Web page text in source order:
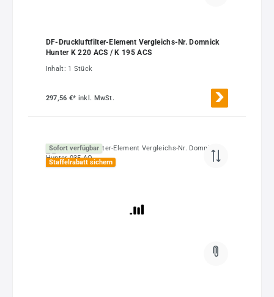
DF-Druckluftfilter-Element Vergleichs-Nr. Domnick
Hunter K 220 ACS / K 195 ACS
Inhalt: 1 Stück
297,56 €* inkl. MwSt.
Sofort verfügbar
Staffelrabatt sichern